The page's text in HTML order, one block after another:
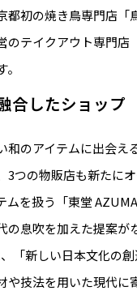
都初の焼き鳥専門店「
のテイクアウト専門店
合したショップ
和のアイテムに出会え
3つの物販店も新たに
ムを扱う「東堂
息吹を加えた提案が
、「新しい日本文化の
や技法を用いた現代に